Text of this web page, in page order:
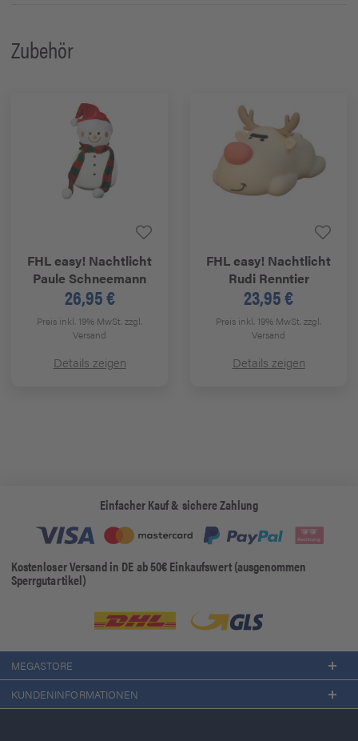
Zubehör
FHL easy! Nachtlicht
Paule Schneemann
26,95 €
Preis inkl. 19% MwSt.zzgl.
Versand
Details zeigen
FHL easy! Nachtlicht
Rudi Renntier
23,95 €
Preis inkl. 19% MwSt.zzgl.
Versand
Details zeigen
Einfacher Kauf & sichere Zahlung
Kostenloser Versand in DE ab 50€ Einkaufswert (ausgenommen
Sperrgutartikel)
MEGASTORE
KUNDENINFORMATIONEN